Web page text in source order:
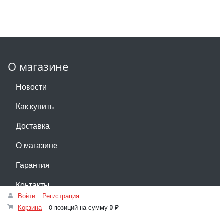
О магазине
Новости
Как купить
Доставка
О магазине
Гарантия
Контакты
Войти
Регистрация
Корзина
0 позиций на сумму 0 ₽